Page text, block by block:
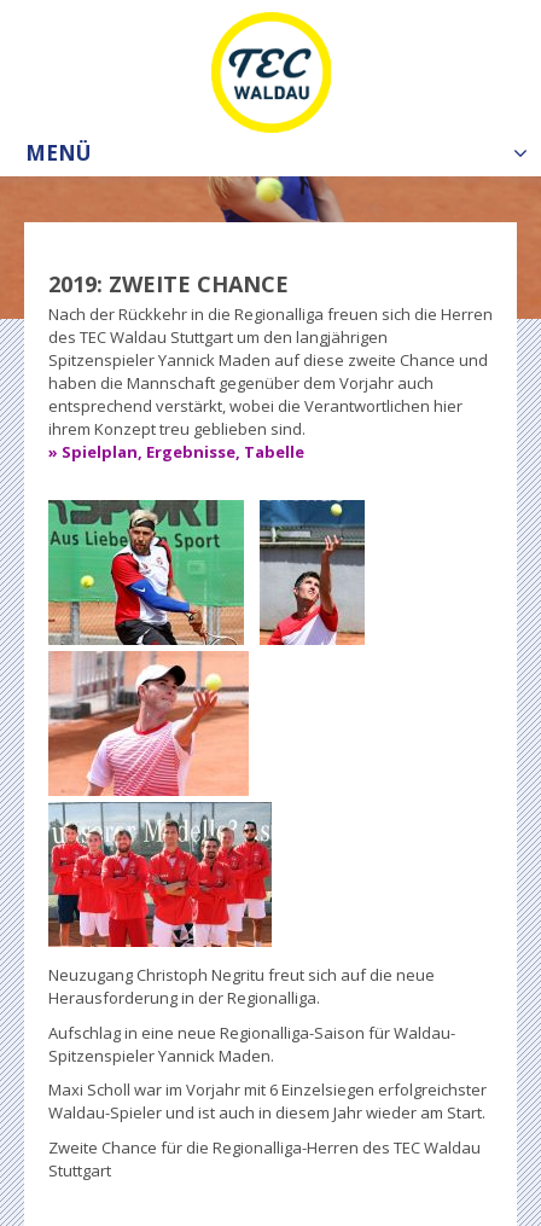
MENÜ
2019: ZWEITE CHANCE
Nach der Rückkehr in die Regionalliga freuen sich die Herren
des TEC Waldau Stuttgart um den langjährigen
Spitzenspieler Yannick Maden auf diese zweite Chance und
haben die Mannschaft gegenüber dem Vorjahr auch
entsprechend verstärkt, wobei die Verantwortlichen hier
ihrem Konzept treu geblieben sind.
» Spielplan, Ergebnisse, Tabelle
Neuzugang Christoph Negritu freut sich auf die neue
Herausforderung in der Regionalliga.
Aufschlag in eine neue Regionalliga-Saison für Waldau-
Spitzenspieler Yannick Maden.
Maxi Scholl war im Vorjahr mit 6 Einzelsiegen erfolgreichster
Waldau-Spieler und ist auch in diesem Jahr wieder am Start.
Zweite Chance für die Regionalliga-Herren des TEC Waldau
Stuttgart